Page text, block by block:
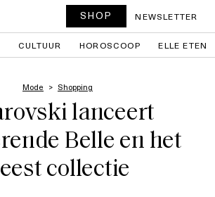
SHOP NEWSLETTER
CULTUUR HOROSCOOP ELLE ETEN
Mode Shopping
lanceert
Belle en het
collectie